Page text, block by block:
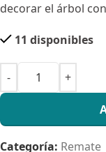
decorar el árbol
11 disponibles
Categoría: Remate